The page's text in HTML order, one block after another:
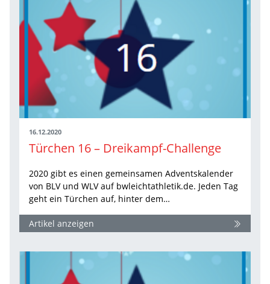
16.12.2020
Türchen 16 – Dreikampf-Challenge
2020 gibt es einen gemeinsamen Adventskalender
von BLV und WLV auf bwleichtathletik.de. Jeden Tag
geht ein Türchen auf, hinter dem…
Artikel anzeigen